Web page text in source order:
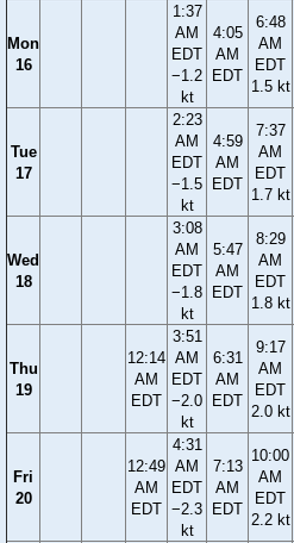
Mon
16
1:37
AM
EDT
−1.2
kt
4:05
AM
EDT
6:48
AM
EDT
1.5 kt
Tue
17
2:23
AM
EDT
−1.5
kt
4:59
AM
EDT
7:37
AM
EDT
1.7 kt
Wed
18
3:08
AM
EDT
−1.8
kt
5:47
AM
EDT
8:29
AM
EDT
1.8 kt
Thu
19
12:14
AM
EDT
3:51
AM
EDT
−2.0
kt
6:31
AM
EDT
9:17
AM
EDT
2.0 kt
Fri
20
12:49
AM
EDT
4:31
AM
EDT
−2.3
kt
7:13
AM
EDT
10:00
AM
EDT
2.2 kt